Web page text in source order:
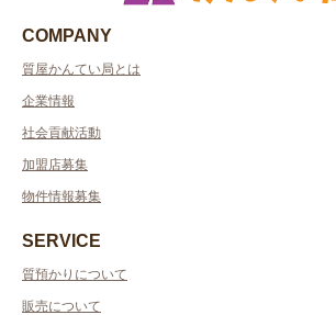
COMPANY
質屋かんてい局とは
企業情報
社会貢献活動
加盟店募集
物件情報募集
SERVICE
質預かりについて
販売について